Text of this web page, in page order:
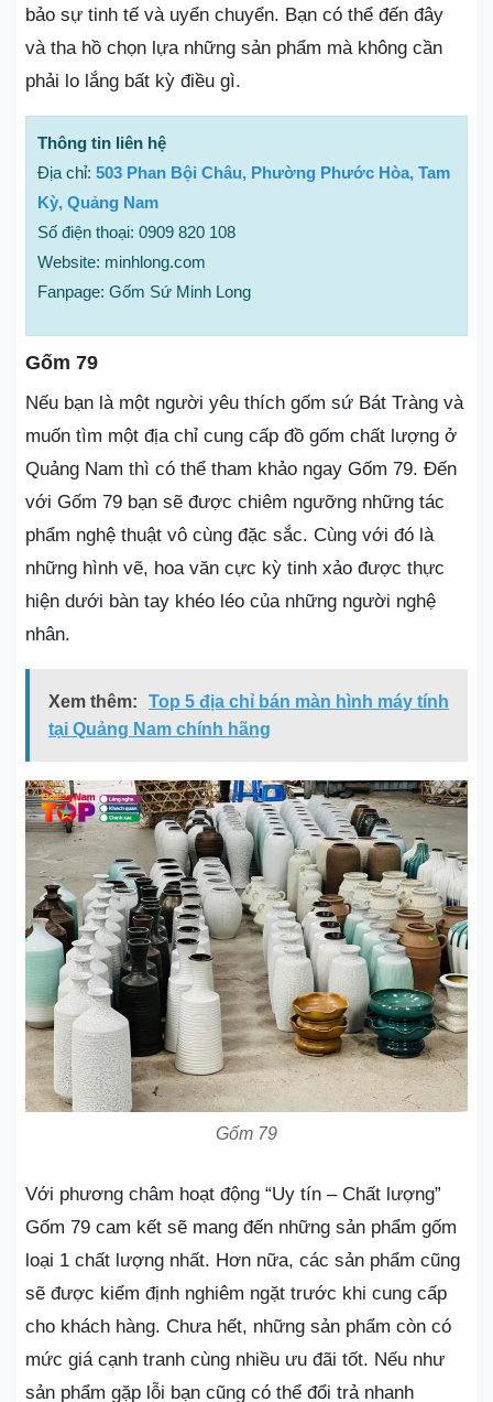
bảo sự tinh tế và uyển chuyển. Bạn có thể đến đây
và tha hồ chọn lựa những sản phẩm mà không cần
phải lo lắng bất kỳ điều gì.
Thông tin liên hệ
Địa chỉ: 503 Phan Bội Châu, Phường Phước Hòa, Tam
Kỳ, Quảng Nam
Số điện thoại: 0909 820 108
Website: minhlong.com
Fanpage: Gốm Sứ Minh Long
Gốm 79
Nếu bạn là một người yêu thích gốm sứ Bát Tràng và
muốn tìm một địa chỉ cung cấp đồ gốm chất lượng ở
Quảng Nam thì có thể tham khảo ngay Gốm 79. Đến
với Gốm 79 bạn sẽ được chiêm ngưỡng những tác
phẩm nghệ thuật vô cùng đặc sắc. Cùng với đó là
những hình vẽ, hoa văn cực kỳ tinh xảo được thực
hiện dưới bàn tay khéo léo của những người nghệ
nhân.
Xem thêm:
Top 5 địa chỉ bán màn hình máy tính
tại Quảng Nam chính hãng
Gốm 79
Với phương châm hoạt động “Uy tín – Chất lượng”
Gốm 79 cam kết sẽ mang đến những sản phẩm gốm
loại 1 chất lượng nhất. Hơn nữa, các sản phẩm cũng
sẽ được kiểm định nghiêm ngặt trước khi cung cấp
cho khách hàng. Chưa hết, những sản phẩm còn có
mức giá cạnh tranh cùng nhiều ưu đãi tốt. Nếu như
sản phẩm gặp lỗi bạn cũng có thể đổi trả nhanh